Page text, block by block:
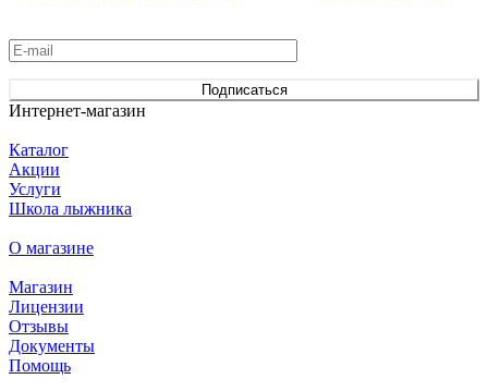
Подписаться
Интернет-магазин
Каталог
Акции
Услуги
Школа лыжника
О магазине
Магазин
Лицензии
Отзывы
Документы
Помощь